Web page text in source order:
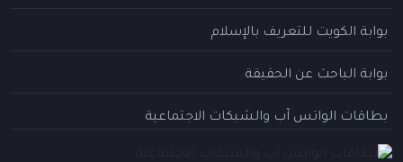
بوابة الكويت للتعريف بالإسلام
بوابة الباحث عن الحقيقة
بطاقات الواتس آب والشبكات الاجتماعية